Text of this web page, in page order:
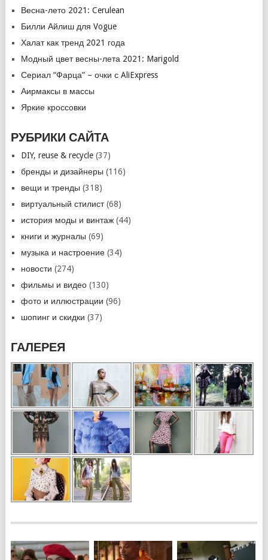
Весна-лето 2021: Cerulean
Билли Айлиш для Vogue
Халат как тренд 2021 года
Модный цвет весны-лета 2021: Marigold
Сериал “Фарца” – очки с AliExpress
Аирмаксы в массы
Яркие кроссовки
РУБРИКИ САЙТА
DIY, reuse & recycle(37)
бренды и дизайнеры (116)
вещи и тренды (318)
виртуальный стилист(68)
история моды и винтаж(44)
книги и журналы (69)
музыка и настроение(34)
новости (274)
фильмы и видео(130)
фото и иллюстрации (96)
шопинг и скидки (37)
ГАЛЕРЕЯ